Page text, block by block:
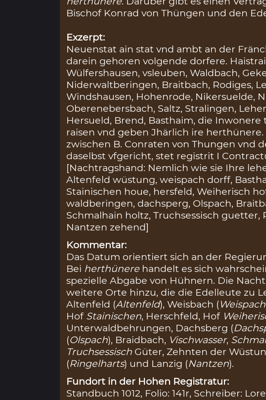
Bischof Konrad von Thüngen und den
Exzerpt:
Neuenstat ain stat vnd ambt an der
darein gehoren volgende dorfere.
Wülfershausen, vsleuben, Waldbach,
Niderwaltberingen, Braitbach, Rodiges,
Windshausen, Hohenrode, Nikersuelde,
Oberenebersbach, Saltz, Stralingen,
Hersueld, Brend, Basthaim, die
raisen vnd geben Jhärlich ire herthünere.
zwischen B. Conraten von Thungen vnd
daselbst vfgericht, stet registrit I
[Nachtragshand: Nemlich wie sie Ihre
Altenfeld wüstung, weispach dorff,
Stainischen houe, hersfeld, Weiherisch
waldberingen, dachsperg, Olspach,
Schmalhain holtz, Truchsessisch guetter,
Nantzen zehend]
Kommentar:
Das Datum orientiert sich an der
Bei herthünerehandelt es sich
spezielle Abgabe von Hühnern. Die
weitere Orte hinzu, die die Edelleute zu
Altenfeld (Altenfeld), Weisbach (Weispach
Hof Stainischen, Herschfeld, Hof
Unterwaldbehrungen, Dachsberg (
(Olspach), Braidbach, Vischwasser,
Truchsessisch Güter, Zehnten der
(Ringelharts) und Lanzig (Nantzen).
Fundort in der Hohen Registratur:
Standbuch 1012, Folio: 141r, Schreiber: